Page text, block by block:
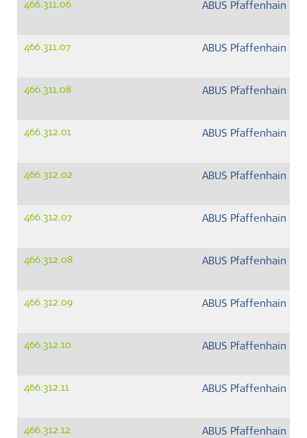
466.311.06 ABUS Pfaffenhain
466.311.07 ABUS Pfaffenhain
466.311.08 ABUS Pfaffenhain
466.312.01 ABUS Pfaffenhain
466.312.02 ABUS Pfaffenhain
466.312.07 ABUS Pfaffenhain
466.312.08 ABUS Pfaffenhain
466.312.09 ABUS Pfaffenhain
466.312.10 ABUS Pfaffenhain
466.312.11 ABUS Pfaffenhain
466.312.12 ABUS Pfaffenhain